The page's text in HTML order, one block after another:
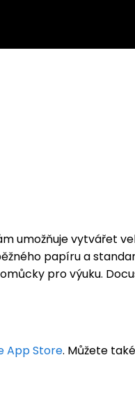
umožňuje vytvářet
papíru a
pro výuku.
App Store. Můžete